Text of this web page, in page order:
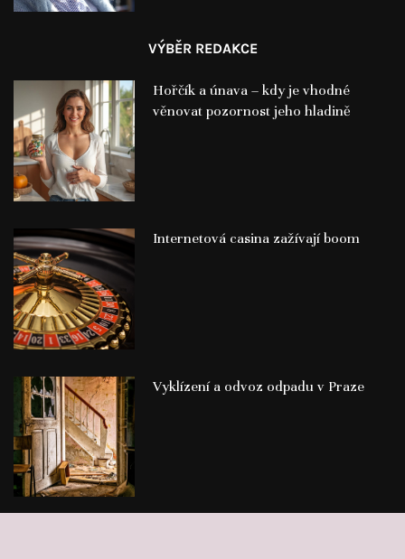
VÝBĚR REDAKCE
Hořčík a únava – kdy je vhodné
věnovat pozornost jeho hladině
Internetová casina zažívají boom
Vyklízení a odvoz odpadu v Praze